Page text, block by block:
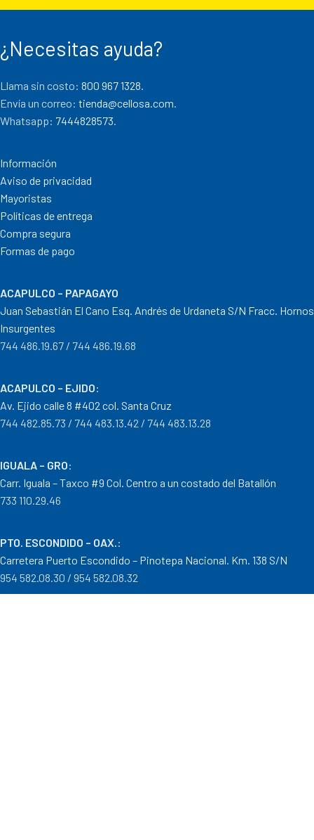
¿Necesitas ayuda?
Llama sin costo: 800 967 1328.
Envía un correo: tienda@cellosa.com
Whatsapp: 7444828573
Información
Aviso de privacidad
Mayoristas
Políticas de entrega
Compra segura
Formas de pago
ACAPULCO – PAPAGAYO
Juan Sebastián El Cano Esq. Andrés de Urdaneta S/N Fracc. Hornos
Insurgentes
744 486.19.67 / 744 486.19.68
ACAPULCO – EJIDO:
Av. Ejido calle 8 #402 col. Santa Cruz
744 482.85.73 / 744 483.13.42 / 744 483.13.28
IGUALA – GRO:
Carr. Iguala – Taxco #9 Col. Centro a un costado del Batallón
733 110.29.46
PTO. ESCONDIDO – OAX. :
Carretera Puerto Escondido – Pinotepa Nacional. Km. 138 S/N
954 582.08.30 / 954 582.08.32